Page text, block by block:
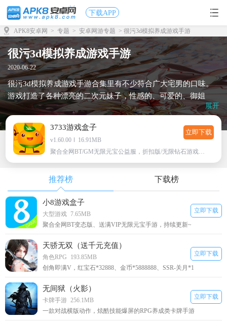
下载APP
APK8安卓网 > 专题 > 安卓网游专题 > 很污3d模拟养成游戏手游
很污3d模拟养成游戏手游
2020-06-22
很污3d模拟养成游戏手游合集里有不少符合广大宅男的口味。
游戏打造了各种漂亮的二次元妹子，性感的、可爱的、御姐
的，统统都有的很污3d模拟养成游戏，快点来apk8安卓网玩
吧！
展开
3733游戏盒子
v1.60.00
16.91MB
聚合全网BT/GM无限元宝公益服，折扣版/无限钻石游戏下载
立即下载
推荐榜 下载榜
小8游戏盒子
大型游戏 7.65MB
聚合全网BT变态版、送满VIP无限元宝手游，持续更新~
立即下载
天骄无双（送千元充值）
角色RPG
193.85MB
创角即满V，红宝石*32888、金币*5888888、SSR-关月*1
立即下载
无间狱（火影）
卡牌手游 256.1MB
一款对战横版动作，炫酷技能爆屏的RPG养成类卡牌手游
立即下载